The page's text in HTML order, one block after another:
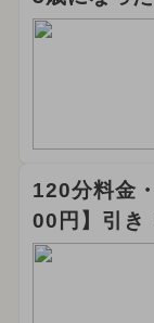
120分料金
00円】引き